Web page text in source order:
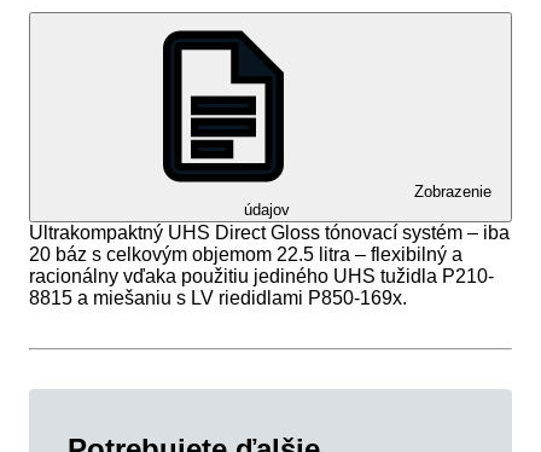
Zobrazenie
údajov
Ultrakompaktný UHS Direct Gloss tónovací systém – iba
20 báz s celkovým objemom 22.5 litra – flexibilný a
racionálny vďaka použitiu jediného UHS tužidla P210-
8815 a miešaniu s LV riedidlami P850-169x.